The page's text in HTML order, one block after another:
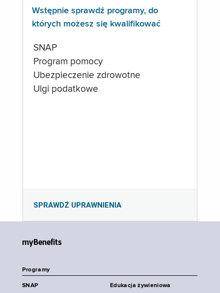
Wstępnie sprawdź programy, do
których możesz się kwalifikować
SNAP
Program pomocy
Ubezpieczenie zdrowotne
Ulgi podatkowe
SPRAWDŹ UPRAWNIENIA
myBenefits
Programy
SNAP Edukacja żywieniowa